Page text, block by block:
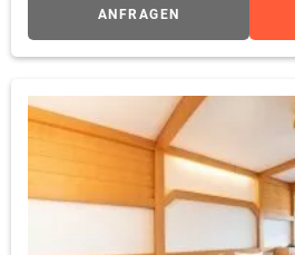
ANFRAGEN